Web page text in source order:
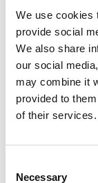
We use cookies
provide social
We also share
our social
may combine it
provided to
of their services.
Selection
Necessary